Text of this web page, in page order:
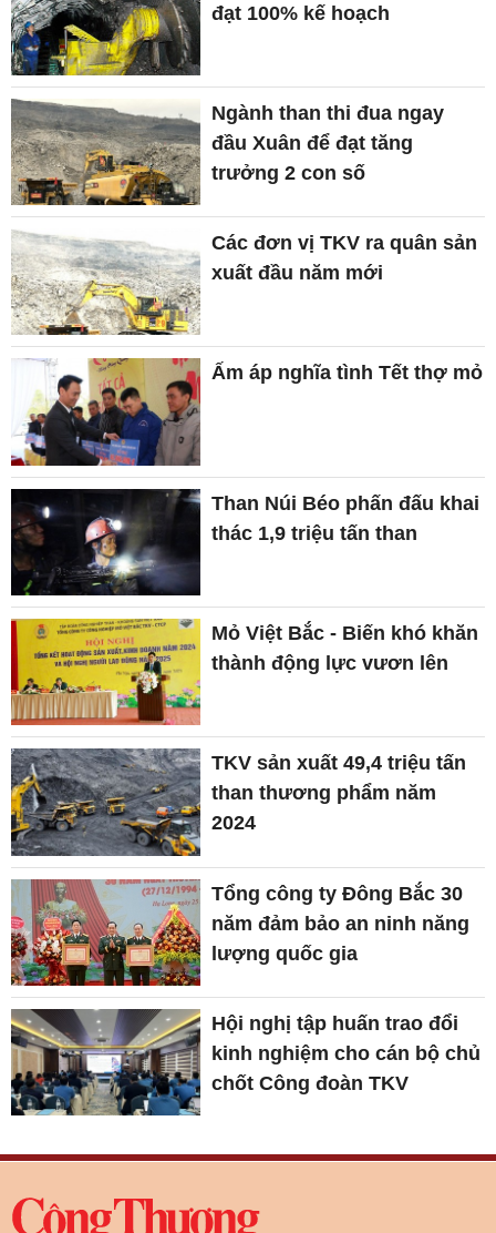
đạt 100% kế hoạch
Ngành than thi đua ngay
đầu Xuân để đạt tăng
trưởng 2 con số
Các đơn vị TKV ra quân sản
xuất đầu năm mới
Ấm áp nghĩa tình Tết thợ mỏ
Than Núi Béo phấn đấu khai
thác 1,9 triệu tấn than
Mỏ Việt Bắc - Biến khó khăn
thành động lực vươn lên
TKV sản xuất 49,4 triệu tấn
than thương phẩm năm
2024
Tổng công ty Đông Bắc 30
năm đảm bảo an ninh năng
lượng quốc gia
Hội nghị tập huấn trao đổi
kinh nghiệm cho cán bộ chủ
chốt Công đoàn TKV